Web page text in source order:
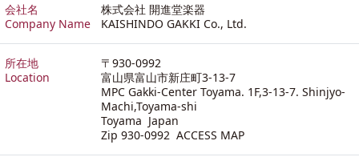
会社名
Company Name
株式会社 開進堂楽器
KAISHINDO GAKKI Co., Ltd.
所在地
Location
〒930-0992
富山県富山市新庄町3-13-7
MPC Gakki-Center Toyama. 1F,3-13-7. Shinjyo-
Machi,Toyama-shi
Toyama Japan
Zip 930-0992 ACCESS MAP